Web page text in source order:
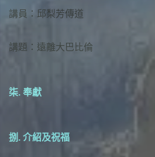
講員：邱梨芳傳道
講題：遠離大巴比倫
柒. 奉獻
捌. 介紹及祝福